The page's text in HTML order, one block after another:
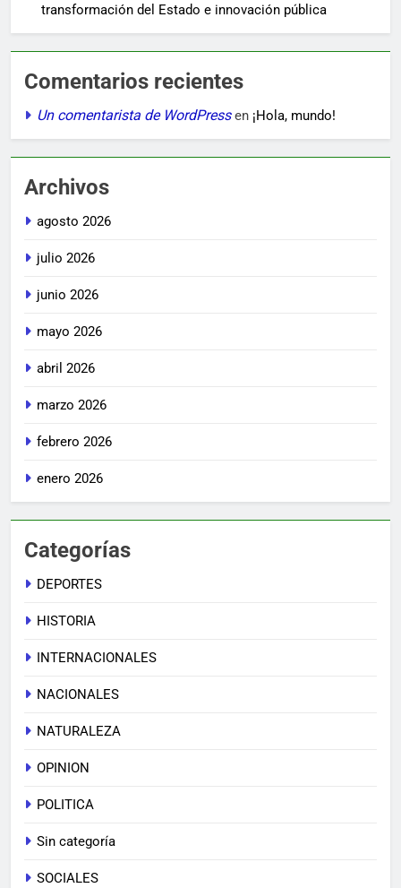
transformación del Estado e innovación pública
Comentarios recientes
Un comentarista de WordPressen ¡Hola, mundo!
Archivos
agosto 2026
julio 2026
junio 2026
mayo 2026
abril 2026
marzo 2026
febrero 2026
enero 2026
Categorías
DEPORTES
HISTORIA
INTERNACIONALES
NACIONALES
NATURALEZA
OPINION
POLITICA
Sin categoría
SOCIALES